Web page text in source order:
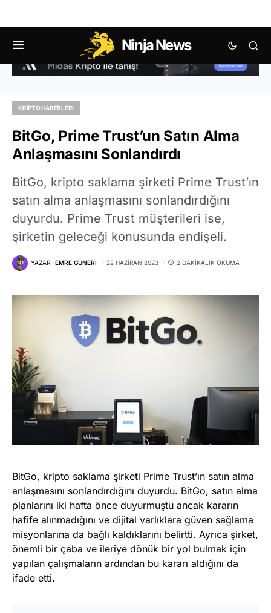
Ninja News
KRIPTO HABERLERI
BitGo, Prime Trust’un Satın Alma
Anlaşmasını Sonlandırdı
BitGo, kripto saklama şirketi Prime Trust’ın
satın alma anlaşmasını sonlandırdığını
duyurdu. Prime Trust müşterileri ise,
şirketin geleceği konusunda endişeli.
YAZAR: EMRE GUNERI 22 HAZIRAN 2023 2 DAKIKALIK OKUMA
BitGo, kripto saklama şirketi Prime Trust’ın satın alma
anlaşmasını sonlandırdığını duyurdu. BitGo, satın alma
planlarını iki hafta önce duyurmuştu ancak kararın
hafife alınmadığını ve dijital varlıklara güven sağlama
misyonlarına da bağlı kaldıklarını belirtti. Ayrıca şirket,
önemli bir çaba ve ileriye dönük bir yol bulmak için
yapılan çalışmaların ardından bu kararı aldığını da
ifade etti.